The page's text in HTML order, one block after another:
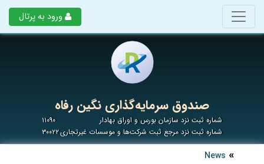
ورود به پرتال
صندوق سرمایه‌گذاری نگین رفاه
شماره ثبت نزد سازمان بورس و اوراق بهادار
۱۱۰۹۰
شماره ثبت نزد مرجع ثبت شرکت‌ها و موسسات غیرتجاری۳۰۰۲۲
News